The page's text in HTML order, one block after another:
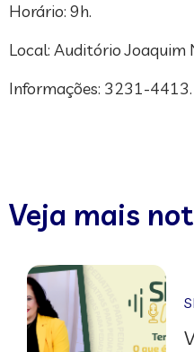
Horário: 9h.
Local: Auditório Joaquim
Informações: 3231-4413.
Veja mais